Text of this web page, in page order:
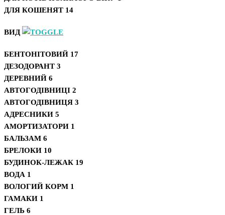
ДЛЯ КОШЕНЯТ 14
ВИД
БЕНТОНІТОВИЙ 17
ДЕЗОДОРАНТ 3
ДЕРЕВНИЙ 6
АВТОГОДІВНИЦІ 2
АВТОГОДІВНИЦЯ 3
АДРЕСНИКИ 5
АМОРТИЗАТОРИ 1
БАЛЬЗАМ 6
БРЕЛОКИ 10
БУДИНОК-ЛЕЖАК 19
ВОДА 1
ВОЛОГИЙ КОРМ 1
ГАМАКИ 1
ГЕЛЬ 6